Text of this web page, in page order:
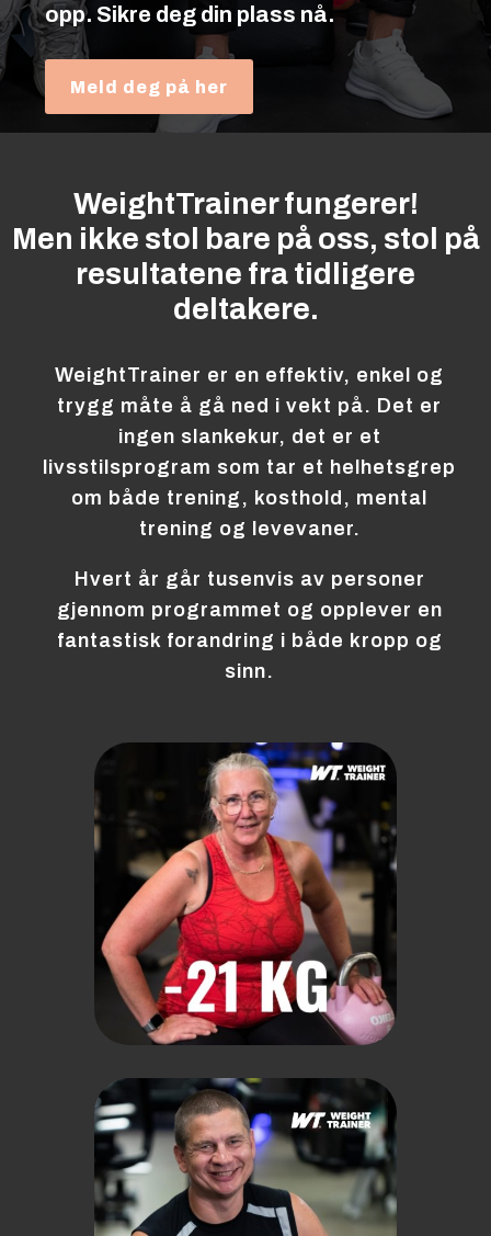
opp. Sikre deg din plass nå.
Meld deg på her
WeightTrainer fungerer!
Men ikke stol bare på oss, stol på
resultatene fra tidligere
deltakere.
WeightTrainer er en effektiv, enkel og
trygg måte å gå ned i vekt på. Det er
ingen slankekur, det er et
livsstilsprogram som tar et helhetsgrep
om både trening, kosthold, mental
trening og levevaner.
Hvert år går tusenvis av personer
gjennom programmet og opplever en
fantastisk forandring i både kropp og
sinn.